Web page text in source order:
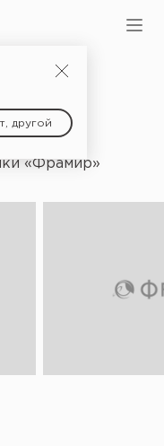
другой
Д. 27
«Фрамир»